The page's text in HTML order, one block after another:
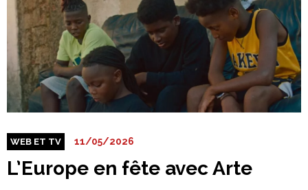
WEB ET TV 11/05/2026
L’Europe en fête avec Arte